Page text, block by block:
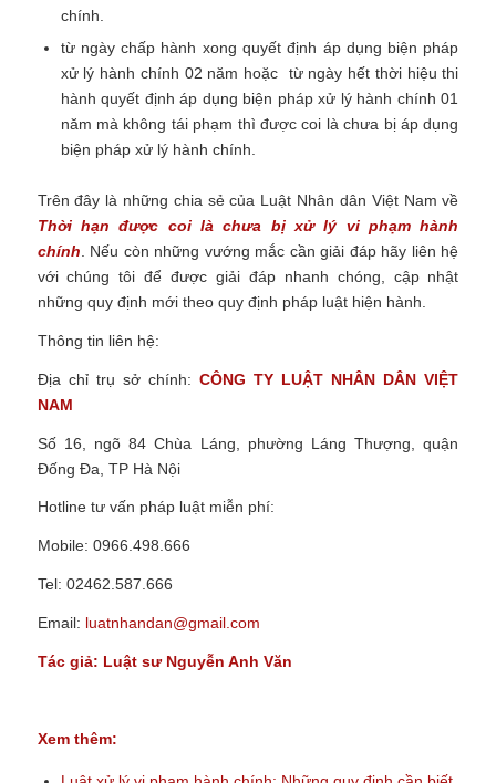
chính.
từ ngày chấp hành xong quyết định áp dụng biện pháp
xử lý hành chính 02 năm hoặc từ ngày hết thời hiệu thi
hành quyết định áp dụng biện pháp xử lý hành chính 01
năm mà không tái phạm thì được coi là chưa bị áp dụng
biện pháp xử lý hành chính.
Trên đây là những chia sẻ của Luật Nhân dân Việt Nam về
Thời hạn được coi là chưa bị xử lý vi phạm hành
chính
Nếu còn những vướng mắc cần giải đáp hãy liên hệ
với chúng tôi để được giải đáp nhanh chóng, cập nhật
những quy định mới theo quy định pháp luật hiện hành.
Thông tin liên hệ:
Địa chỉ trụ sở chính: CÔNG TY LUẬT NHÂN DÂN VIỆT
NAM
Số 16, ngõ 84 Chùa Láng, phường Láng Thượng, quận
Đống Đa, TP Hà Nội
Hotline tư vấn pháp luật miễn phí:
Mobile: 0966.498.666
Tel: 02462.587.666
Email: luatnhandan@gmail.com
Tác giả: Luật sư Nguyễn Anh Văn
Xem thêm: